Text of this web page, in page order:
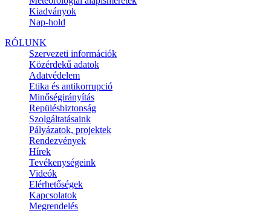
Kiadványok
Nap-hold
RÓLUNK
Szervezeti információk
Közérdekű adatok
Adatvédelem
Etika és antikorrupció
Minőségirányítás
Repülésbiztonság
Szolgáltatásaink
Pályázatok, projektek
Rendezvények
Hírek
Tevékenységeink
Videók
Elérhetőségek
Kapcsolatok
Megrendelés